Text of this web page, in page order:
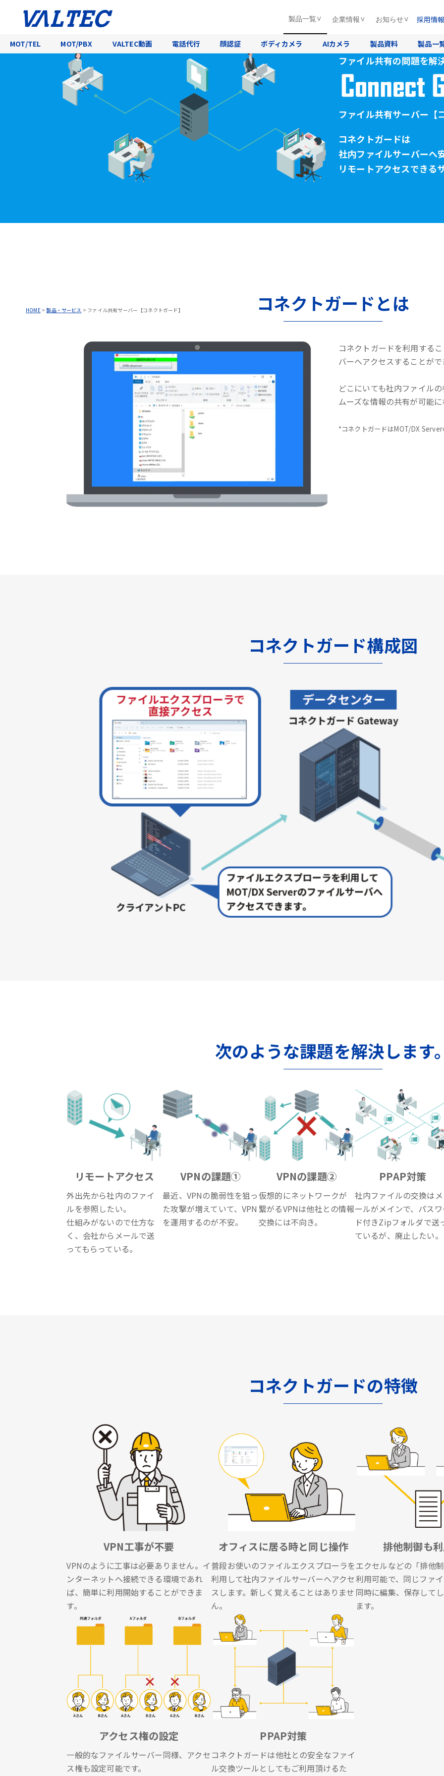
製品一覧
MOT/TEL MOT/PBX VALTEC動画 電話代行 顔認証 ボディカメラ AIカメラ 製品資料 製品一
企業情報 お知らせ 採用情
HOME>製品・サービス > ファイル共有サーバー【コネクトガード】
ファイル共有の問題を解
ファイル共有サーバー
コネクトガードは
社内ファイルサーバーへ
リモートアクセスできる
コネクトガードとは
コネクトガードを利用する
バーへアクセスすることが
どこにいても社内ファイル
ムーズな情報の共有が可能
*コネクトガードはMOT/DX
コネクトガード構成図
次のような課題を解決します
リモートアクセス
外出先から社内のファイ
ルを参照したい。
仕組みがないので仕方な
く、会社からメールで送
ってもらっている。
VPNの課題①
最近、VPNの脆弱性を狙っ
た攻撃が増えていて、VPN
を運用するのが不安。
VPNの課題②
仮想的にネットワークが
繋がるVPNは他社との情報
交換には不向き。
PPAP対策
社内ファイルの交換はメ
ールがメインで、パス
ド付きZipフォルダで送
ているが、廃止したい。
コネクトガードの特徴
VPN工事が不要
VPNのように工事は必要ありません。イ
ンターネットへ接続できる環境であれ
ば、簡単に利用開始することができま
す。
オフィスに居る時と同じ操作
普段お使いのファイルエクスプローラを
利用して社内ファイルサーバーへアクセ
スします。新しく覚えることはありませ
ん。
排他制御も
エクセルなどの「排他
利用可能で、同じファ
同時に編集、保存して
ます。
アクセス権の設定
一般的なファイルサーバー同様、アクセ
ス権も設定可能です。
PPAP対策
コネクトガードは他社との安全なファイ
ル交換ツールとしてもご利用頂けるた